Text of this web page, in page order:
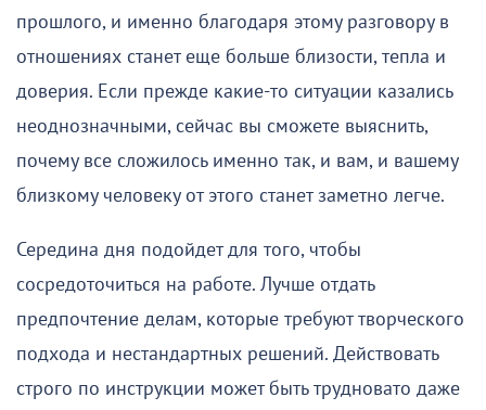
прошлого, и именно благодаря этому разговору в
отношениях станет еще больше близости, тепла и
доверия. Если прежде какие-то ситуации казались
неоднозначными, сейчас вы сможете выяснить,
почему все сложилось именно так, и вам, и вашему
близкому человеку от этого станет заметно легче.
Середина дня подойдет для того, чтобы
сосредоточиться на работе. Лучше отдать
предпочтение делам, которые требуют творческого
подхода и нестандартных решений. Действовать
строго по инструкции может быть трудновато даже